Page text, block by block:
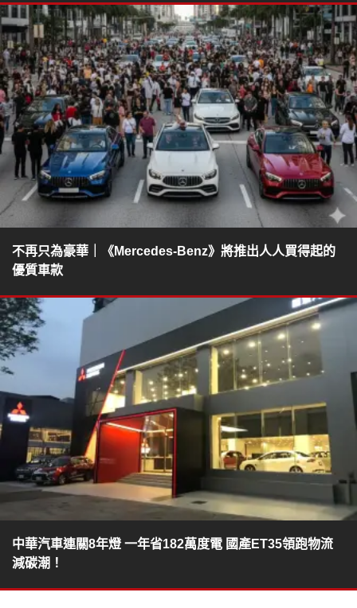
不再只為豪華｜《Mercedes-Benz》將推出人人買得起的
優質車款
中華汽車連關8年燈 一年省182萬度電 國產ET35領跑物流
減碳潮！